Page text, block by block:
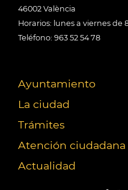
46002 València
Horarios: lunes a viernes de
Teléfono: 963 52 54 78
Ayuntamiento
La ciudad
Trámites
Atención ciudadana
Actualidad